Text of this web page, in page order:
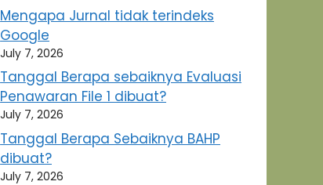
Mengapa Jurnal tidak terindeks
Google
July 7, 2026
Tanggal Berapa sebaiknya Evaluasi
Penawaran File 1 dibuat?
July 7, 2026
Tanggal Berapa Sebaiknya BAHP
dibuat?
July 7, 2026